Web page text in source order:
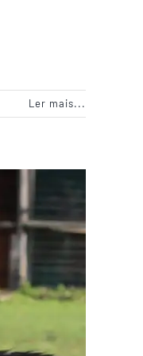
Ler mais...